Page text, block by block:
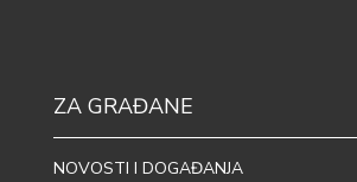
ZA GRAĐANE
NOVOSTI I DOGAĐANJA